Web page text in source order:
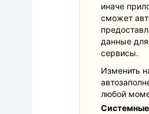
иначе
сможет
данные
сервисы.
Изменить
любой